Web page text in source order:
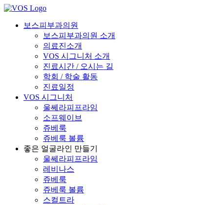
보스피부과의원
보스피부과의원 소개
의료진소개
VOS 시그니처 소개
진료시간 / 오시는 길
학회 / 학술 활동
진료일정
VOS 시그니처
울쎄라피프라임
소프웨이브
쥬베룩
쥬베룩 볼륨
좋은 얼굴라인 만들기
울쎄라피프라임
레비나스
쥬베룩
쥬베룩 볼륨
스컬트라